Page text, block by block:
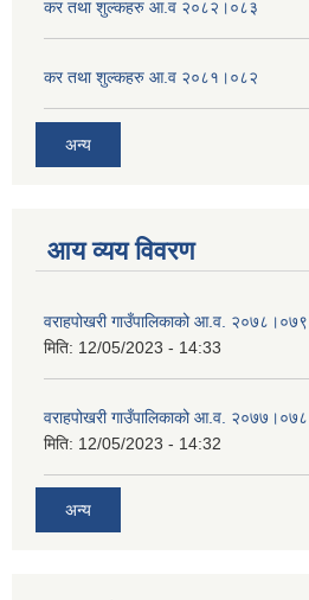
कर तथा शुल्कहरु आ.व २०८२।०८३
कर तथा शुल्कहरु आ.व २०८१।०८२
अन्य
आय व्यय विवरण
वराहपोखरी गाउँपालिकाको आ.व.
मिति: 12/05/2023 - 14:33
वराहपोखरी गाउँपालिकाको आ.व.
मिति: 12/05/2023 - 14:32
अन्य